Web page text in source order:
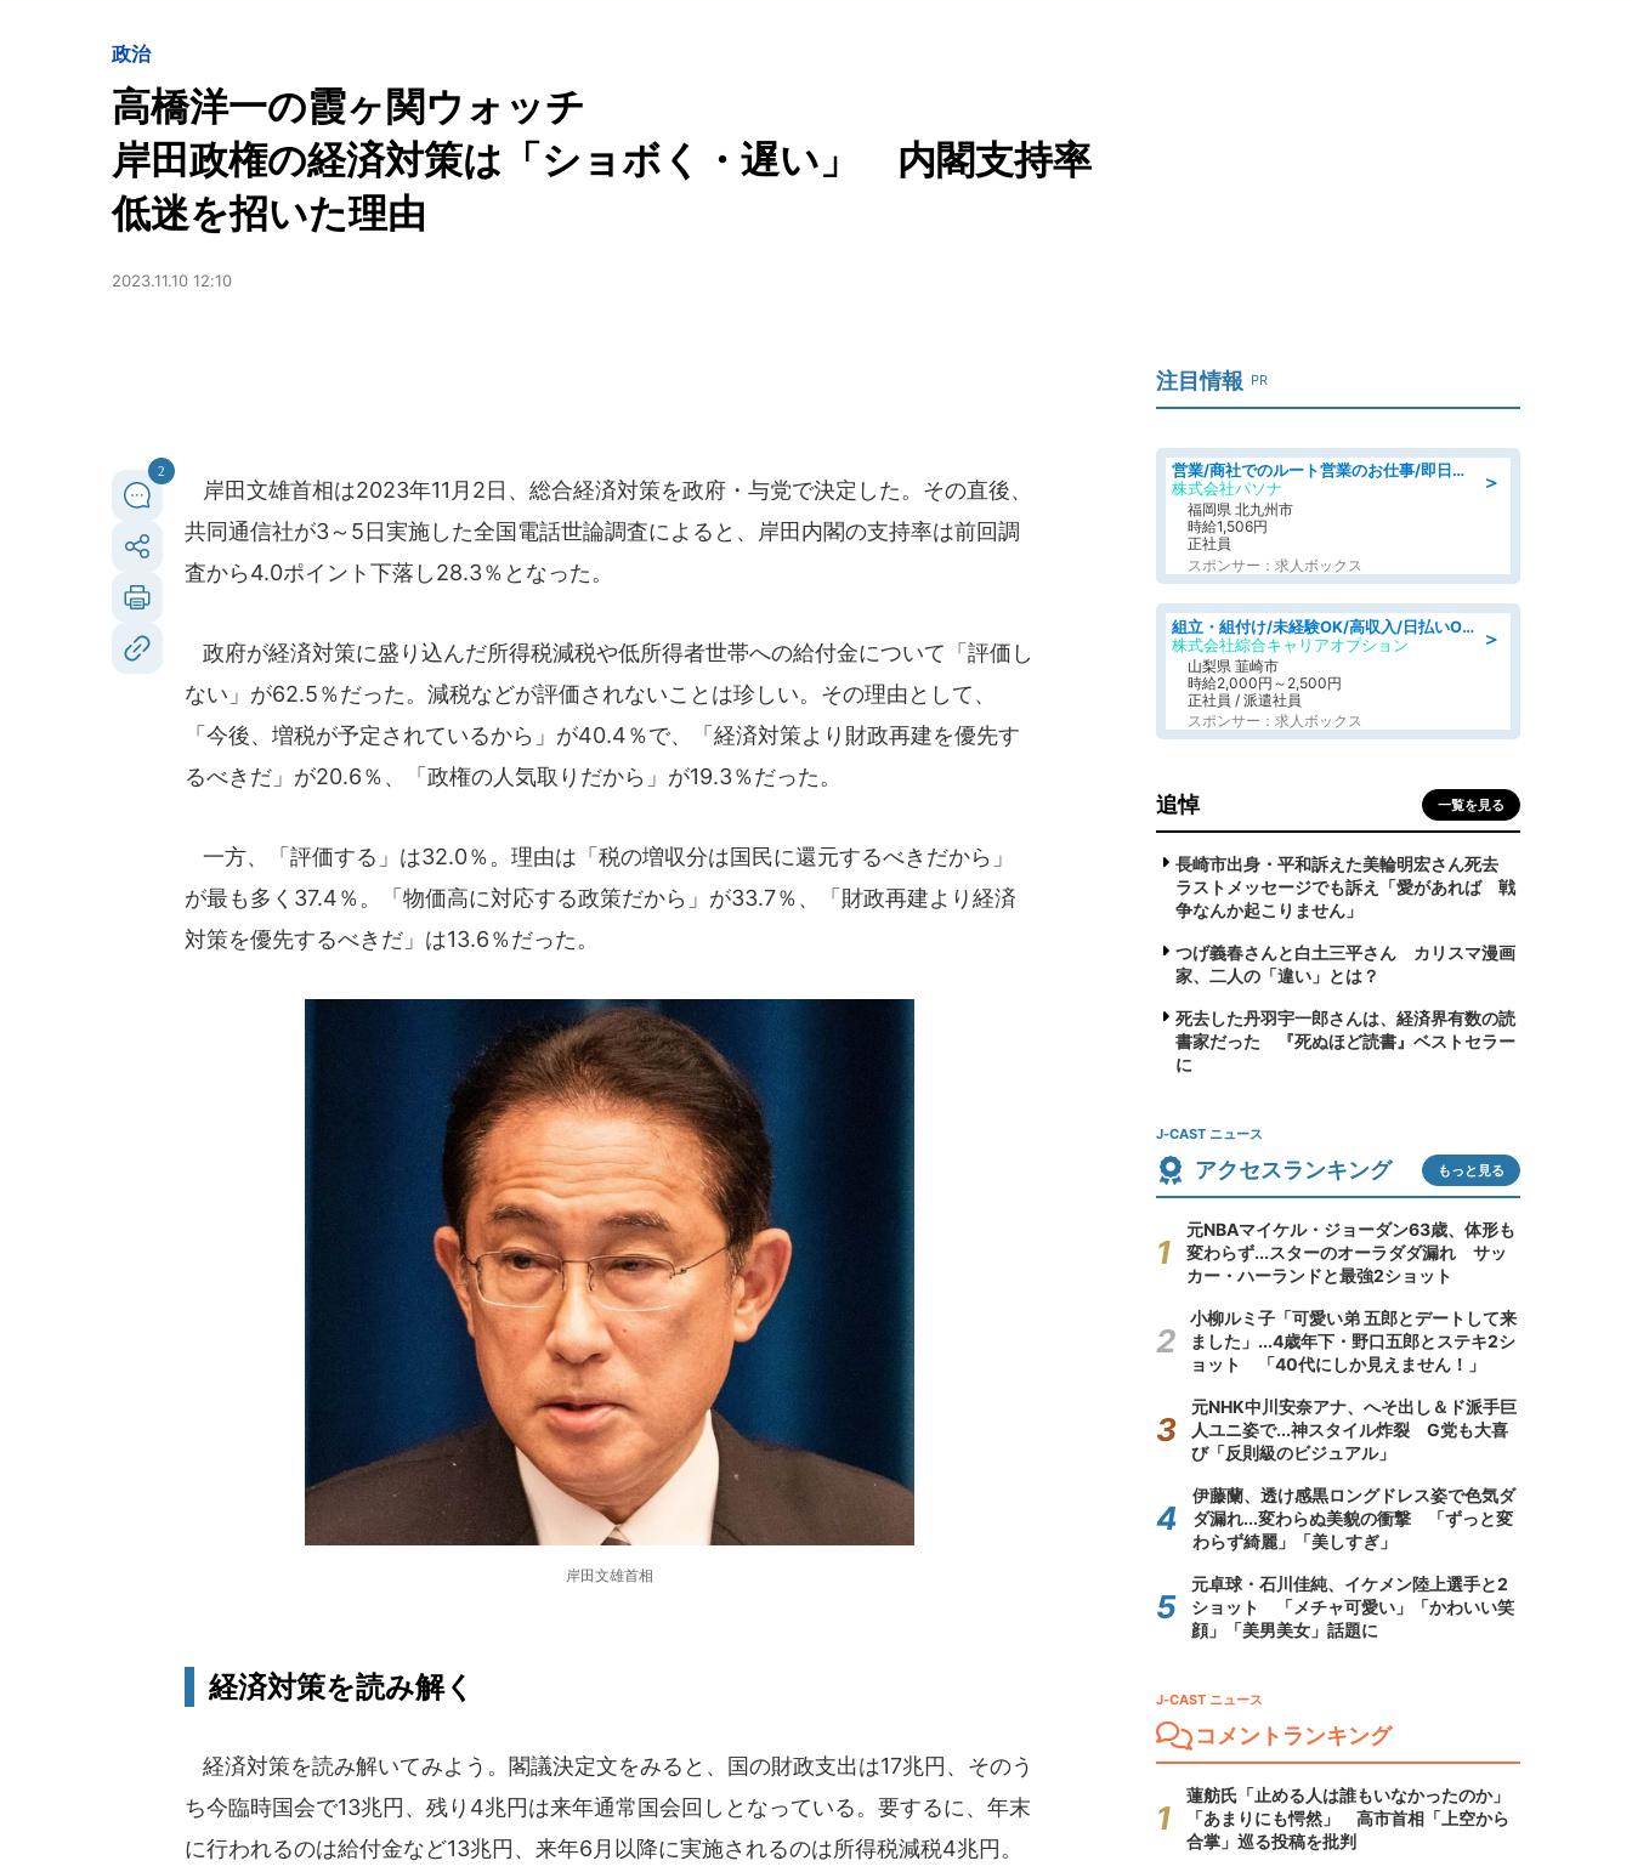
政治
高橋洋一の霞ヶ関ウォッチ
岸田政権の経済対策は「ショボく・遅い」 内閣支持率
低迷を招いた理由
2023.11.10 12:10
2
岸田文雄首相は2023年11月2日、総合経済対策を政府・与党で決定した。その直後、
共同通信社が3～5日実施した全国電話世論調査によると、岸田内閣の支持率は前回調
査から4.0ポイント下落し28.3％となった。
政府が経済対策に盛り込んだ所得税減税や低所得者世帯への給付金について「評価し
ない」が62.5％だった。減税などが評価されないことは珍しい。その理由として、
「今後、増税が予定されているから」が40.4％で、「経済対策より財政再建を優先す
るべきだ」が20.6％、「政権の人気取りだから」が19.3％だった。
一方、「評価する」は32.0％。理由は「税の増収分は国民に還元するべきだから」
が最も多く37.4％。「物価高に対応する政策だから」が33.7％、「財政再建より経済
対策を優先するべきだ」は13.6％だった。
岸田文雄首相
経済対策を読み解く
経済対策を読み解いてみよう。閣議決定文をみると、国の財政支出は17兆円、そのう
ち今臨時国会で13兆円、残り4兆円は来年通常国会回しとなっている。要するに、年末
に行われるのは給付金など13兆円、来年6月以降に実施されるのは所得税減税4兆円。
注目情報 PR
＞
営業/商社でのルート営業のお仕事/即日勤務可/車通勤可/営業
株式会社パソナ
福岡県 北九州市
時給1,506円
正社員
スポンサー：求人ボックス
＞
組立・組付け/未経験OK/高収入/日払いOK/寮費無料/日勤
株式会社綜合キャリアオプション
山梨県 韮崎市
時給2,000円～2,500円
正社員 / 派遣社員
スポンサー：求人ボックス
追悼 一覧を見る
長崎市出身・平和訴えた美輪明宏さん死去
ラストメッセージでも訴え「愛があれば 戦
争なんか起こりません」
つげ義春さんと白土三平さん カリスマ漫画
家、二人の「違い」とは？
死去した丹羽宇一郎さんは、経済界有数の読
書家だった 『死ぬほど読書』ベストセラー
に
J-CAST ニュース
アクセスランキング もっと見る
元NBAマイケル・ジョーダン63歳、体形も
変わらず...スターのオーラダダ漏れ サッ
カー・ハーランドと最強2ショット
小柳ルミ子「可愛い弟 五郎とデートして来
ました」...4歳年下・野口五郎とステキ2シ
ョット 「40代にしか見えません！」
元NHK中川安奈アナ、へそ出し＆ド派手巨
人ユニ姿で...神スタイル炸裂 G党も大喜
び「反則級のビジュアル」
伊藤蘭、透け感黒ロングドレス姿で色気ダ
ダ漏れ...変わらぬ美貌の衝撃 「ずっと変
わらず綺麗」「美しすぎ」
元卓球・石川佳純、イケメン陸上選手と2
ショット 「メチャ可愛い」「かわいい笑
顔」「美男美女」話題に
J-CAST ニュース
コメントランキング
蓮舫氏「止める人は誰もいなかったのか」
「あまりにも愕然」 高市首相「上空から
合掌」巡る投稿を批判